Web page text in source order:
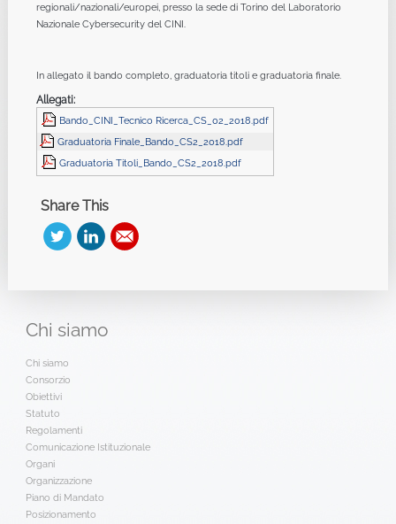
regionali/nazionali/europei, presso la sede di Torino del Laboratorio
Nazionale Cybersecurity del CINI.
In allegato il bando completo, graduatoria titoli e graduatoria finale.
Allegati:
Bando_CINI_Tecnico Ricerca_CS_02_2018.pdf
Graduatoria Finale_Bando_CS2_2018.pdf
Graduatoria Titoli_Bando_CS2_2018.pdf
Share This
Chi siamo
Chi siamo
Consorzio
Obiettivi
Statuto
Regolamenti
Comunicazione Istituzionale
Organi
Organizzazione
Piano di Mandato
Posizionamento